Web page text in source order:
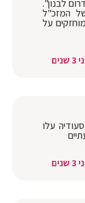
לבנון".
המזכ"ל
על
עלו